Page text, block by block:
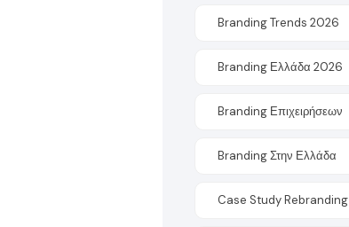
Branding Trends 2026
Branding Ελλάδα 2026
Branding Επιχειρήσεων
Branding Στην Ελλάδα
Case Study Rebranding